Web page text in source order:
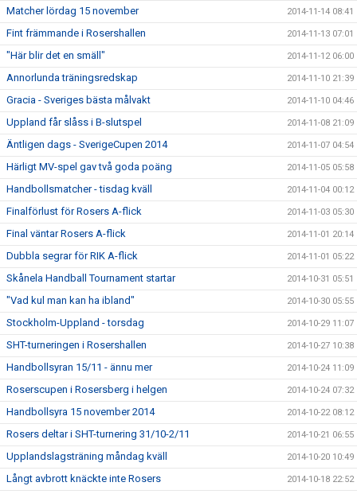
Matcher lördag 15 november 2014-11-14 08:41
Fint främmande i Rosershallen 2014-11-13 07:01
"Här blir det en smäll" 2014-11-12 06:00
Annorlunda träningsredskap 2014-11-10 21:39
Gracia - Sveriges bästa målvakt 2014-11-10 04:46
Uppland får slåss i B-slutspel 2014-11-08 21:09
Äntligen dags - SverigeCupen 2014 2014-11-07 04:54
Härligt MV-spel gav två goda poäng 2014-11-05 05:58
Handbollsmatcher - tisdag kväll 2014-11-04 00:12
Finalförlust för Rosers A-flick 2014-11-03 05:30
Final väntar Rosers A-flick 2014-11-01 20:14
Dubbla segrar för RIK A-flick 2014-11-01 05:22
Skånela Handball Tournament startar 2014-10-31 05:51
"Vad kul man kan ha ibland" 2014-10-30 05:55
Stockholm-Uppland - torsdag 2014-10-29 11:07
SHT-turneringen i Rosershallen 2014-10-27 10:38
Handbollsyran 15/11 - ännu mer 2014-10-24 11:09
Roserscupen i Rosersberg i helgen 2014-10-24 07:32
Handbollsyra 15 november 2014 2014-10-22 08:12
Rosers deltar i SHT-turnering 31/10-2/11 2014-10-21 06:55
Upplandslagsträning måndag kväll 2014-10-20 10:49
Långt avbrott knäckte inte Rosers 2014-10-18 22:52